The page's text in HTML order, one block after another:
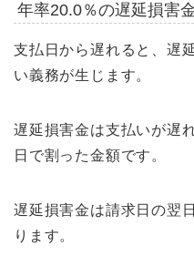
年率20.0％の遅延損害
支払日から遅れると、遅
い義務が生じます。
遅延損害金は支払いが遅
日で割った金額です。
遅延損害金は請求日の翌
ります。